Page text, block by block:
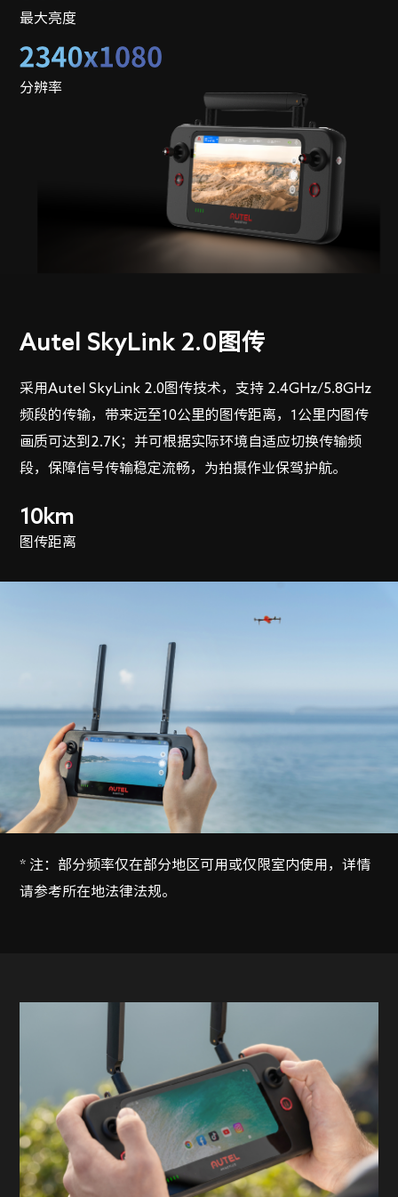
最大亮度
分辨率
Autel SkyLink 2.0图传
采用Autel SkyLink 2.0图传技术，支持 2.4GHz/5.8GHz
频段的传输，带来远至10公里的图传距离，1公里内图传
画质可达到2.7K；并可根据实际环境自适应切换传输频
段，保障信号传输稳定流畅，为拍摄作业保驾护航。
10km
图传距离
* 注：部分频率仅在部分地区可用或仅限室内使用，详情
请参考所在地法律法规。